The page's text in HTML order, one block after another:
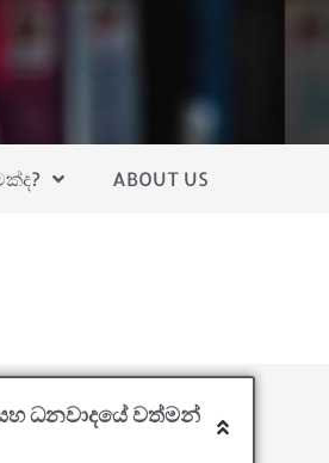
ABOUT US
ධනවාදයේ වත්මන්